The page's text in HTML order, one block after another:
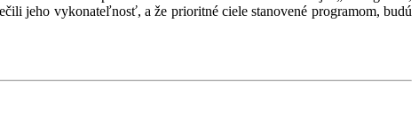
jeho vykonateľnosť, a že prioritné ciele stanovené programom, budú